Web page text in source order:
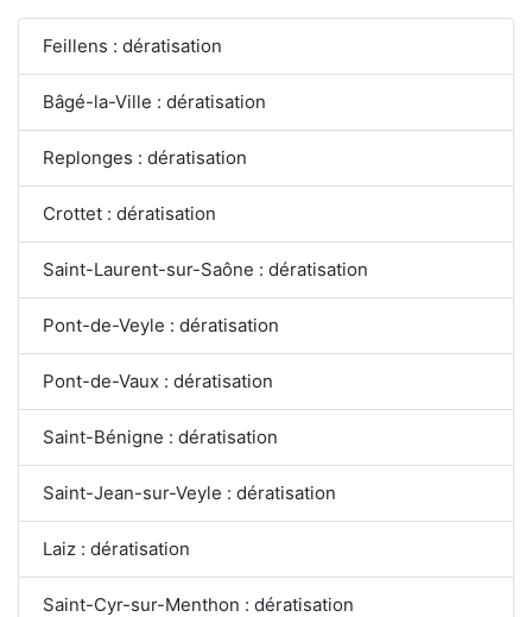
Feillens : dératisation
Bâgé-la-Ville : dératisation
Replonges : dératisation
Crottet : dératisation
Saint-Laurent-sur-Saône : dératisation
Pont-de-Veyle : dératisation
Pont-de-Vaux : dératisation
Saint-Bénigne : dératisation
Saint-Jean-sur-Veyle : dératisation
Laiz : dératisation
Saint-Cyr-sur-Menthon : dératisation